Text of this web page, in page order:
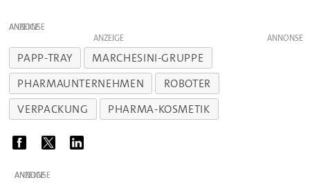
ANZEIGE
ANZEIGE
PAPP-TRAY
MARCHESINI-GRUPPE
PHARMAUNTERNEHMEN
ROBOTER
VERPACKUNG
PHARMA-KOSMETIK
ANZEIGE